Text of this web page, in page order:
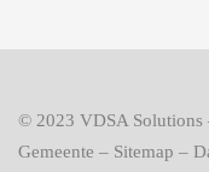
© 2023 VDSA Solutions
Gemeente – Sitemap –